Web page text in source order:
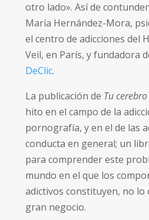
otro lado». Así de
María Hernández-Mora, p
el centro de adicciones del
Veil, en París, y fundadora
DeClic.
La publicación de Tu
hito en el campo de la
pornografía, y en el de las
conducta en general; un
para comprender este
mundo en el que los
adictivos constituyen, no lo
gran negocio.